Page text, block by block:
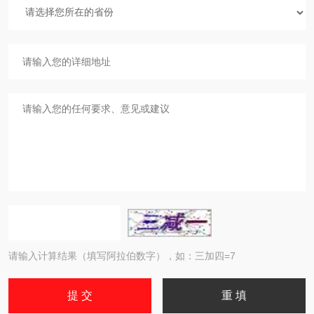
请输入计算结果（填写阿拉伯数字），如：三加四=7